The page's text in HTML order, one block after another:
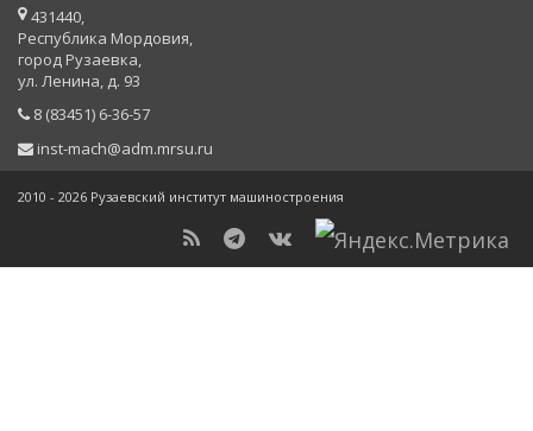
431440,
Республика Мордовия,
город Рузаевка,
ул. Ленина, д. 93
8 (83451) 6-36-57
inst-mach@adm.mrsu.ru
2010 - 2026 Рузаевский институт машиностроения